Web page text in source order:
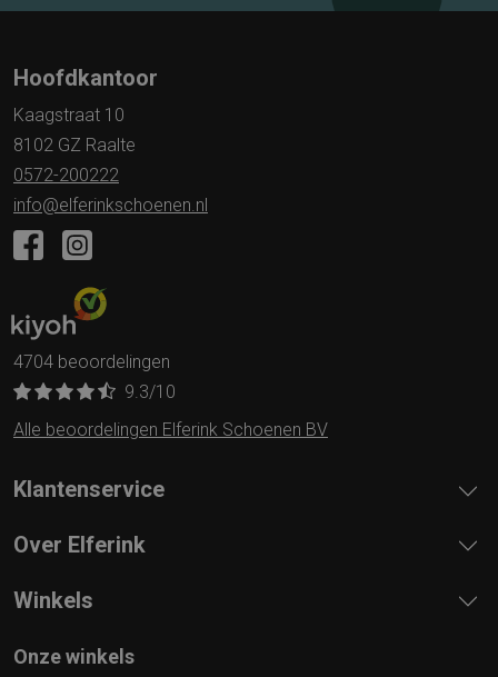
Hoofdkantoor
Kaagstraat 10
8102 GZ Raalte
0572-200222
info@elferinkschoenen.nl
4704 beoordelingen
9.3/10
Alle beoordelingen Elferink Schoenen BV
Klantenservice
Over Elferink
Winkels
Onze winkels